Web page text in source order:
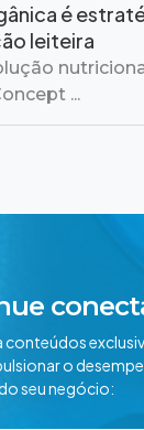
é
leiteira
...
conteúdos
o
seu negócio: